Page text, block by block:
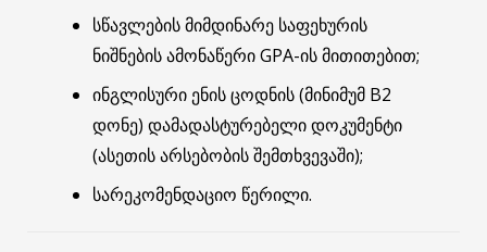
სწავლების მიმდინარე საფეხურის
ნიშნების ამონაწერი GPA-ის მითითებით;
ინგლისური ენის ცოდნის (მინიმუმ B2
დონე) დამადასტურებელი დოკუმენტი
(ასეთის არსებობის შემთხვევაში);
სარეკომენდაციო წერილი.